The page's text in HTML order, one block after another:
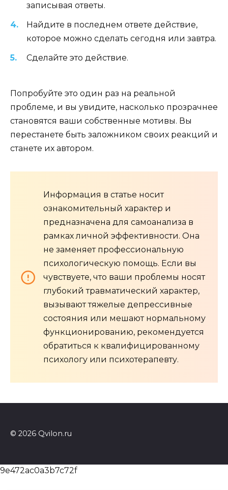
записывая ответы.
Найдите в последнем ответе действие,
которое можно сделать сегодня или завтра.
Сделайте это действие.
Попробуйте это один раз на реальной
проблеме, и вы увидите, насколько прозрачнее
становятся ваши собственные мотивы. Вы
перестанете быть заложником своих реакций и
станете их автором.
Информация в статье носит
ознакомительный характер и
предназначена для самоанализа в
рамках личной эффективности. Она
не заменяет профессиональную
психологическую помощь. Если вы
чувствуете, что ваши проблемы носят
глубокий травматический характер,
вызывают тяжелые депрессивные
состояния или мешают нормальному
функционированию, рекомендуется
обратиться к квалифицированному
психологу или психотерапевту.
© 2026 Qvilon.ru
9e472ac0a3b7c72f